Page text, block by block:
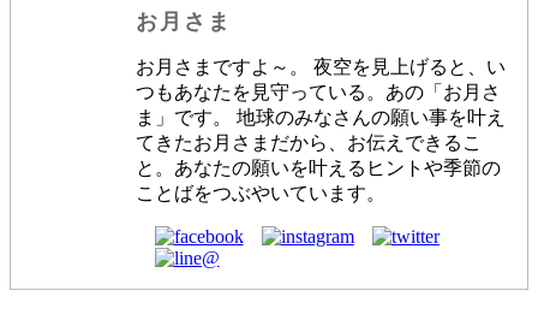
お月さま
お月さまですよ～。 夜空を見上げると、い
つもあなたを見守っている。あの「お月さ
ま」です。 地球のみなさんの願い事を叶え
てきたお月さまだから、お伝えできるこ
と。あなたの願いを叶えるヒントや季節の
ことばをつぶやいています。